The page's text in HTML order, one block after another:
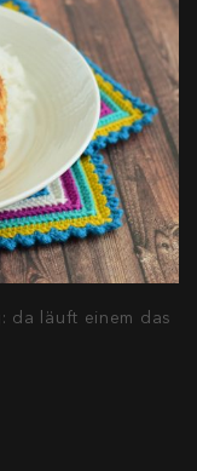
da läuft einem das